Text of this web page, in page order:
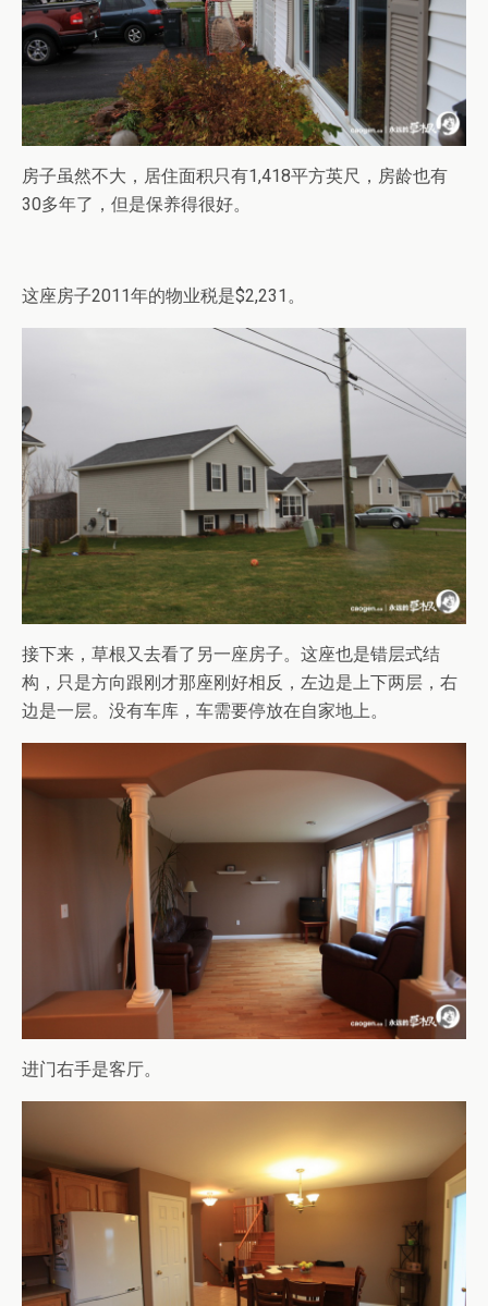
房子虽然不大，居住面积只有1,418平方英尺，房龄也有
30多年了，但是保养得很好。
这座房子2011年的物业税是$2,231。
接下来，草根又去看了另一座房子。这座也是错层式结
构，只是方向跟刚才那座刚好相反，左边是上下两层，右
边是一层。没有车库，车需要停放在自家地上。
进门右手是客厅。